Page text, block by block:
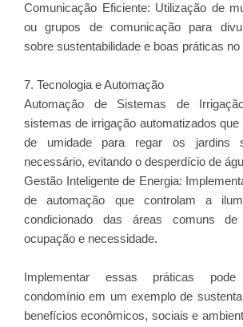
Comunicação Eficiente: Utilização de
ou grupos de comunicação para
sobre sustentabilidade e boas práticas
7. Tecnologia e Automação
Automação de Sistemas de
sistemas de irrigação automatizados
de umidade para regar os jardins
necessário, evitando o desperdício de
Gestão Inteligente de Energia:
de automação que controlam a
condicionado das áreas comuns
ocupação e necessidade.
Implementar essas práticas
condomínio em um exemplo de
benefícios econômicos, sociais e